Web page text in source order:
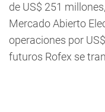
de US$ 251
Mercado Abierto
operaciones por
futuros Rofex se